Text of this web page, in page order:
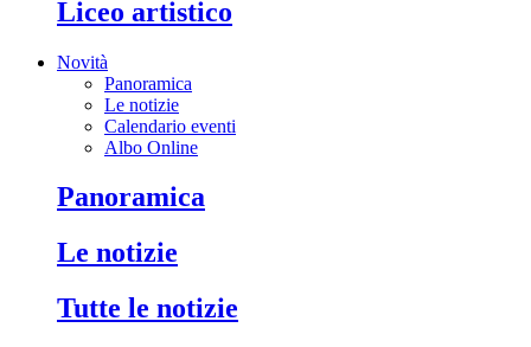
liceo artistico
Novità
Panoramica
Le notizie
Calendario eventi
Albo Online
panoramica
le notizie
tutte le notizie